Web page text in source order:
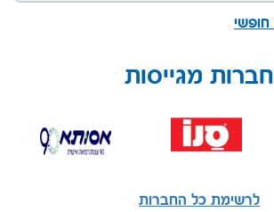
חברות מגייסות
לרשימת כל החברות